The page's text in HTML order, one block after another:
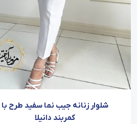
شلوار زنانه جیب نما سفید طرح با
کمربند دانیلا